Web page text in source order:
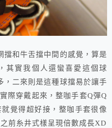
和牛舌擋中間的感覺，算是
其實我個人還蠻喜愛這個球
，二來則是這種球擋易於讓手
際穿戴起來，整咖手套Q彈Q
覺得超好接，整咖手套很像
前糸井式樣呈現倍數成長XD